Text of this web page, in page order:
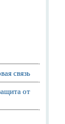
связь
от